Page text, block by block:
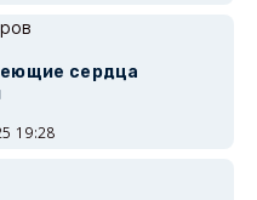
сердца
19:28